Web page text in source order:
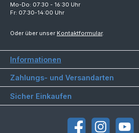
Mo-Do: 07:30 - 16:30 Uhr
Fr: 07:30-14:00 Uhr
Oder über unser Kontaktformular.
Informationen
Zahlungs- und Versandarten
Sicher Einkaufen